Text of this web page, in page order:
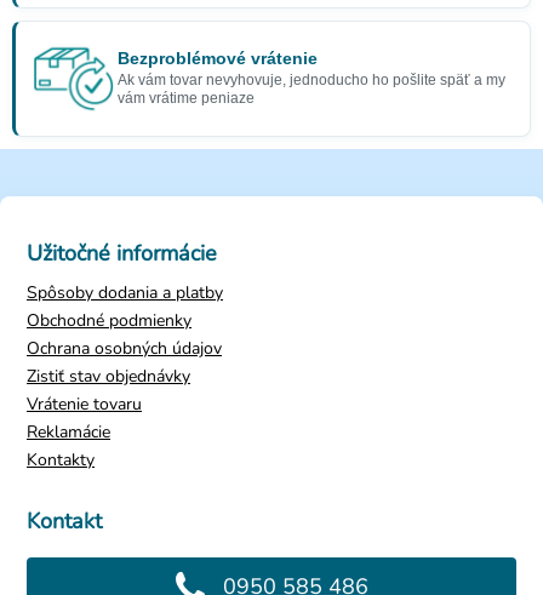
Bezproblémové vrátenie
Ak vám tovar nevyhovuje, jednoducho ho pošlite späť a my
vám vrátime peniaze
Kontakt
0950 585 486
Užitočné informácie
Spôsoby dodania a platby
Obchodné podmienky
Ochrana osobných údajov
Zistiť stav objednávky
Vrátenie tovaru
Reklamácie
Kontakty